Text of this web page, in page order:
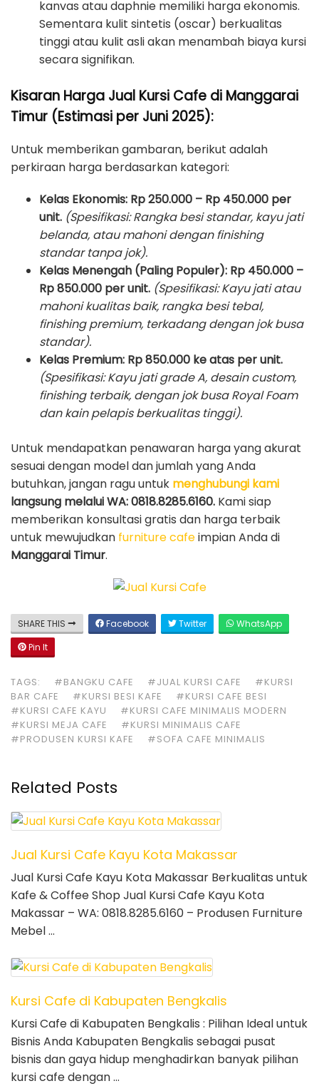
kanvas atau daphnie memiliki harga ekonomis.
Sementara kulit sintetis (oscar) berkualitas
tinggi atau kulit asli akan menambah biaya kursi
secara signifikan.
Kisaran Harga Jual Kursi Cafe di Manggarai
Timur (Estimasi per Juni 2025):
Untuk memberikan gambaran, berikut adalah
perkiraan harga berdasarkan kategori:
Kelas Ekonomis: Rp 250.000 – Rp 450.000 per
unit. (Spesifikasi: Rangka besi standar, kayu jati
belanda, atau mahoni dengan finishing
standar tanpa jok).
Kelas Menengah (Paling Populer): Rp 450.000 –
Rp 850.000 per unit. (Spesifikasi: Kayu jati atau
mahoni kualitas baik, rangka besi tebal,
finishing premium, terkadang dengan jok busa
standar).
Kelas Premium: Rp 850.000 ke atas per unit.
(Spesifikasi: Kayu jati grade A, desain custom,
finishing terbaik, dengan jok busa Royal Foam
dan kain pelapis berkualitas tinggi).
Untuk mendapatkan penawaran harga yang akurat
sesuai dengan model dan jumlah yang Anda
butuhkan, jangan ragu untuk menghubungi kami
langsung melalui WA: 0818.8285.6160. Kami siap
memberikan konsultasi gratis dan harga terbaik
untuk mewujudkan furniture cafeimpian Anda di
Manggarai Timur.
SHARE THIS Facebook Twitter
WhatsApp
Pin It
TAGS: #BANGKU CAFE #JUAL KURSI CAFE
#KURSI
BAR CAFE
#KURSI BESI KAFE
#KURSI CAFE BESI
#KURSI CAFE KAYU
#KURSI CAFE MINIMALIS MODERN
#KURSI MEJA CAFE
#KURSI MINIMALIS CAFE
#PRODUSEN KURSI KAFE
#SOFA CAFE MINIMALIS
Related Posts
Jual Kursi Cafe Kayu Kota Makassar
Jual Kursi Cafe Kayu Kota Makassar Berkualitas untuk
Kafe & Coffee Shop Jual Kursi Cafe Kayu Kota
Makassar – WA: 0818.8285.6160 – Produsen Furniture
Mebel …
Kursi Cafe di Kabupaten Bengkalis
Kursi Cafe di Kabupaten Bengkalis : Pilihan Ideal untuk
Bisnis Anda Kabupaten Bengkalis sebagai pusat
bisnis dan gaya hidup menghadirkan banyak pilihan
kursi cafe dengan …